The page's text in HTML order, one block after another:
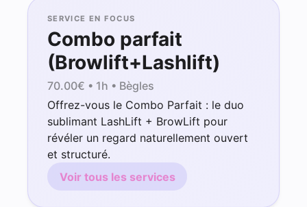
SERVICE EN FOCUS
Combo parfait
(Browlift+Lashlift)
70.00€ • 1h • Bègles
Offrez-vous le Combo Parfait : le duo
sublimant LashLift + BrowLift pour
révéler un regard naturellement ouvert
et structuré.
Voir tous les services